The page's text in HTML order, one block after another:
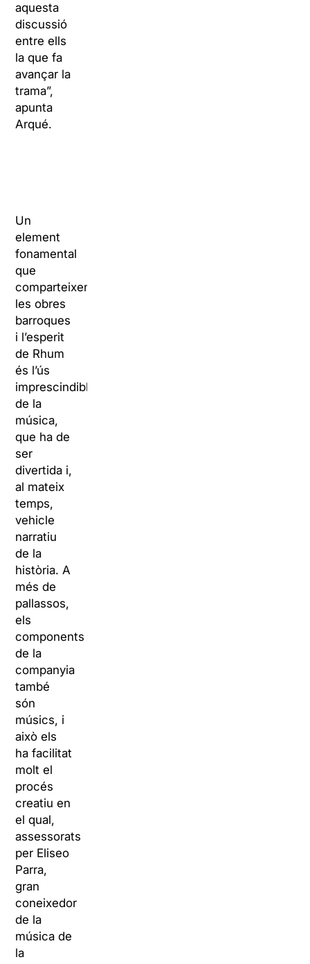
aquesta
discussió
entre ells
la que fa
avançar la
trama”,
apunta
Arqué.
Un
element
fonamental
que
comparteixen
les obres
barroques
i l’esperit
de Rhum
és l’ús
imprescindible
de la
música,
que ha de
ser
divertida i,
al mateix
temps,
vehicle
narratiu
de la
història. A
més de
pallassos,
els
components
de la
companyia
també
són
músics, i
això els
ha facilitat
molt el
procés
creatiu en
el qual,
assessorats
per Eliseo
Parra,
gran
coneixedor
de la
música de
la